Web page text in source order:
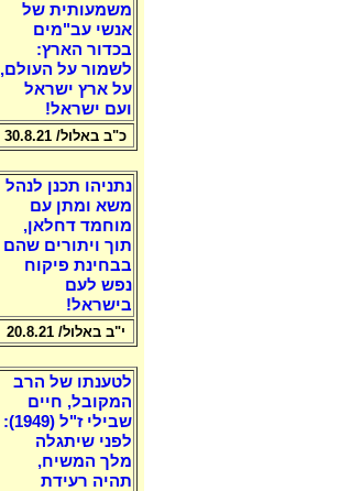
משמעותית של
אנשי עב"מים
בכדור הארץ:
לשמור על העולם,
על ארץ ישראל
ועם ישראל!
כ"ב באלול/ 30.8.21
נתניהו תכנן לנהל
משא ומתן עם
מוחמד דחלאן,
תוך ויתורים שהם
בבחינת פיקוח
נפש לעם
בישראל!
י"ב באלול/ 20.8.21
לטענתו של הרב
המקובל, חיים
שבילי ז"ל (1949):
לפני שיתגלה
מלך המשיח,
תהיה רעידת